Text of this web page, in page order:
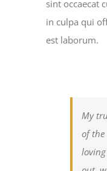
sint occaecat
in culpa qui
est laborum.
My
of the